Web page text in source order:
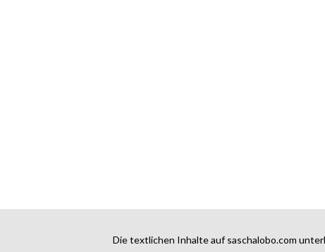
Die textlichen Inhalte auf saschalobo.com